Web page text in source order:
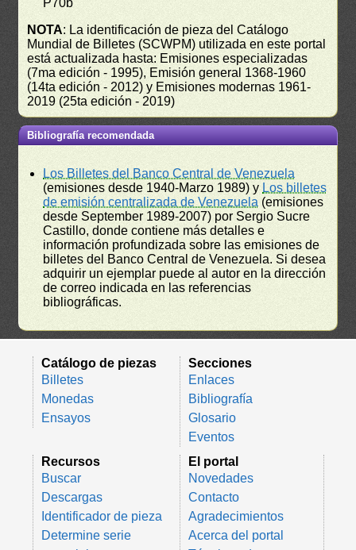
P70b
NOTA: La identificación de pieza del Catálogo
Mundial de Billetes (SCWPM) utilizada en este portal
está actualizada hasta: Emisiones especializadas
(7ma edición - 1995), Emisión general 1368-1960
(14ta edición - 2012) y Emisiones modernas 1961-
2019 (25ta edición - 2019)
Bibliografía recomendada
Los Billetes del Banco Central de Venezuela
(emisiones desde 1940-Marzo 1989) y Los billetes
de emisión centralizada de Venezuela (emisiones
desde September 1989-2007) por Sergio Sucre
Castillo, donde contiene más detalles e
información profundizada sobre las emisiones de
billetes del Banco Central de Venezuela. Si desea
adquirir un ejemplar puede al autor en la dirección
de correo indicada en las referencias
bibliográficas.
Catálogo de piezas
Billetes
Monedas
Ensayos
Secciones
Enlaces
Bibliografía
Glosario
Eventos
Recursos
Buscar
Descargas
Identificador de pieza
Determine serie
El portal
Novedades
Contacto
Agradecimientos
Acerca del portal